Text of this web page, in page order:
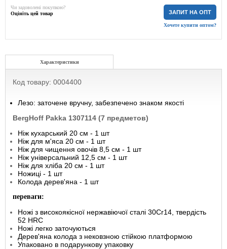
ЗАПИТ НА ОПТ
Хочете купити оптом?
Чи задоволені покупкою?
Оцініть цей товар
Характеристики
Код товару: 0004400
Лезо: заточене вручну, забезпечено знаком якості
BergHoff Pakka 1307114 (7 предметов)
Ніж кухарський 20 см - 1 шт
Ніж для м'яса 20 см - 1 шт
Ніж для чищення овочів 8,5 см - 1 шт
Ніж універсальний 12,5 см - 1 шт
Ніж для хліба 20 см - 1 шт
Ножиці - 1 шт
Колода дерев'яна - 1 шт
переваги:
Ножі з високоякісної нержавіючої сталі 30Cr14, твердість
52 HRC
Ножі легко заточуються
Дерев'яна колода з нековзною стійкою платформою
Упаковано в подарункову упаковку